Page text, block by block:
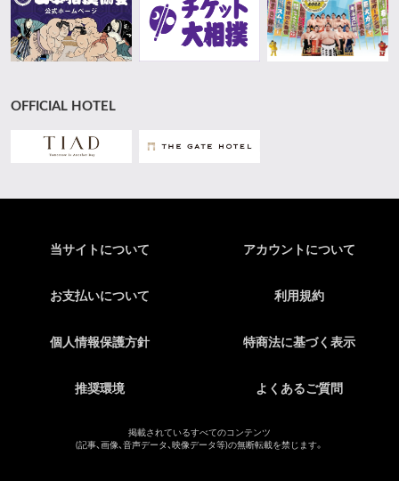
OFFICIAL HOTEL
当サイトについて アカウントについて
お支払いについて 利用規約
個人情報保護方針 特商法に基づく表示
推奨環境 よくあるご質問
掲載されているすべてのコンテンツ
(記事、画像、音声データ、映像データ等)の無断転載を禁じます。